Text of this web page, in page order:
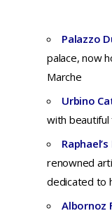
Palazzo
palace, now
Marche
Urbino
with
renowned
dedicated to
Albornoz